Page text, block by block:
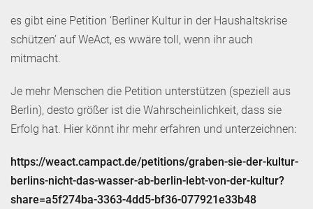
es gibt eine Petition ‘Berliner Kultur in der Haushaltskrise
schützen’ auf WeAct, es wwäre toll, wenn ihr auch
mitmacht.
Je mehr Menschen die Petition unterstützen (speziell aus
Berlin), desto größer ist die Wahrscheinlichkeit, dass sie
Erfolg hat. Hier könnt ihr mehr erfahren und unterzeichnen:
https://weact.campact.de/petitions/graben-sie-der-kultur-
berlins-nicht-das-wasser-ab-berlin-lebt-von-der-kultur?
share=a5f274ba-3363-4dd5-bf36-077921e33b48